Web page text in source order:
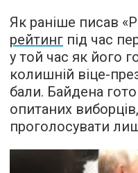
Як раніше писав
рейтинг під час
у той час як його
колишній віце-
бали. Байдена
опитаних
проголосувати